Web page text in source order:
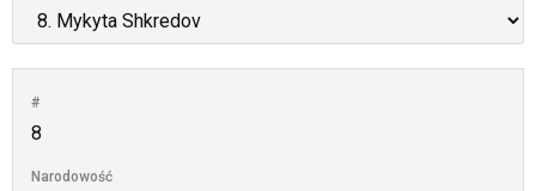
#
8
Narodowość